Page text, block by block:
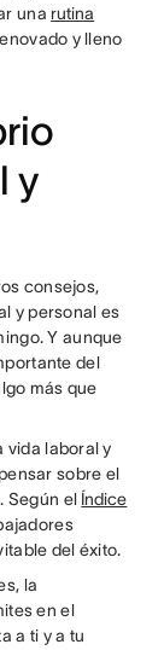
una rutina
y lleno
y
consejos,
y personal es
Y aunque
del
más que
vida laboral y
sobre el
Según el Índice
del éxito.
la
en el
a ti y a tu